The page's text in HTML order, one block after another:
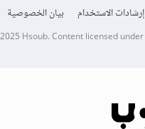
إرشادات الاستخدام بيان الخصوصية
Hsoub.Content licensed under